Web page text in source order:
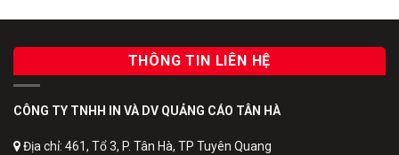
THÔNG TIN LIÊN HỆ
CÔNG TY TNHH IN VÀ DV QUẢNG CÁO TÂN HÀ
Địa chỉ: 461, Tổ 3, P. Tân Hà, TP Tuyên Quang